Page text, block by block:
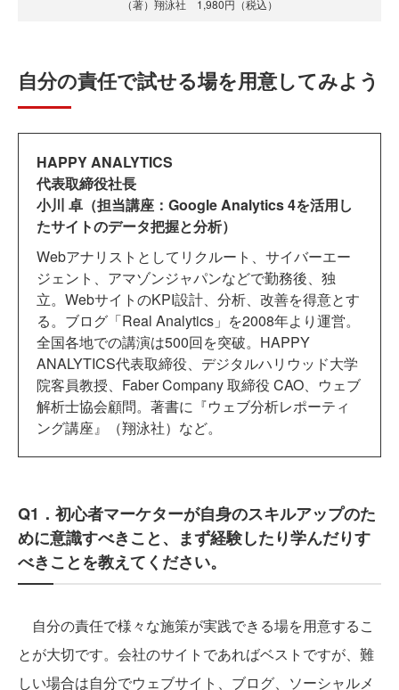
（著）翔泳社 1,980円（税込）
自分の責任で試せる場を用意してみよう
HAPPY ANALYTICS
代表取締役社長
小川 卓（担当講座：Google Analytics 4を活用し
たサイトのデータ把握と分析）
Webアナリストとしてリクルート、サイバーエー
ジェント、アマゾンジャパンなどで勤務後、独
立。WebサイトのKPI設計、分析、改善を得意とす
る。ブログ「Real Analytics」を2008年より運営。
全国各地での講演は500回を突破。HAPPY
ANALYTICS代表取締役、デジタルハリウッド大学
院客員教授、Faber Company 取締役 CAO、ウェブ
解析士協会顧問。著書に『ウェブ分析レポーティ
ング講座』（翔泳社）など。
Q1．初心者マーケターが自身のスキルアップのた
めに意識すべきこと、まず経験したり学んだりす
べきことを教えてください。
自分の責任で様々な施策が実践できる場を用意するこ
とが大切です。会社のサイトであればベストですが、難
しい場合は自分でウェブサイト、ブログ、ソーシャルメ